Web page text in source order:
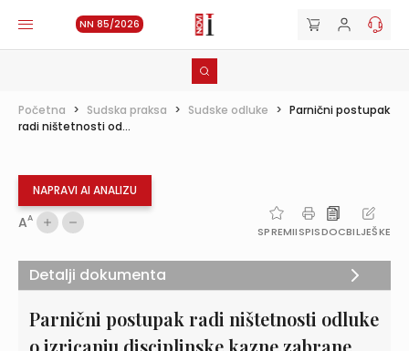
NN 85/2026
Početna > Sudska praksa > Sudske odluke > Parnični postupak
radi ništetnosti od...
NAPRAVI AI ANALIZU
AA
SPREMIISPISDOCBILJEŠKE
Parnični postupak radi ništetnosti odluke
o izricanju disciplinske kazne zabrane
Detalji dokumenta